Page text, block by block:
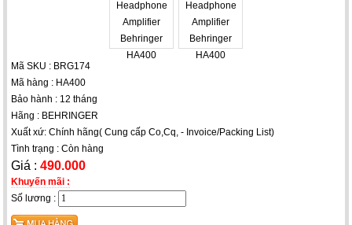
Mã SKU : BRG174
Mã hàng : HA400
Bảo hành : 12 tháng
Hãng : BEHRINGER
Xuất xứ: Chính hãng( Cung cấp Co,Cq, - Invoice/Packing List)
Tình trạng : Còn hàng
Giá :490.000
Khuyến mãi :
Số lương :